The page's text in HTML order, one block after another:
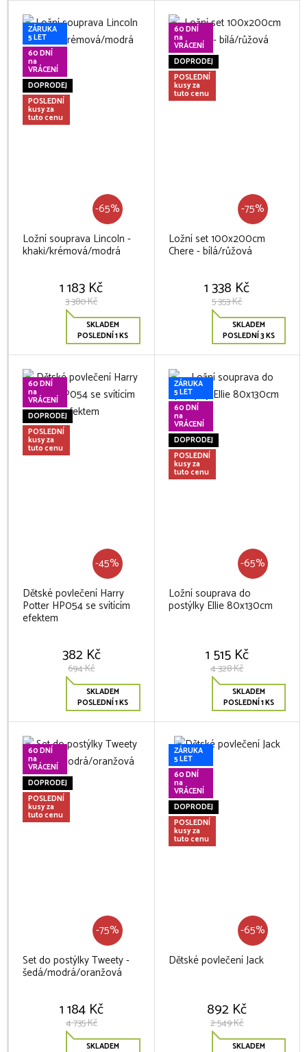
ZÁRUKA
5 LET
60 DNÍ
na
VRÁCENÍ
DOPRODEJ
POSLEDNÍ
kusy za
tuto cenu
-65%
Ložní souprava Lincoln -
khaki/krémová/modrá
1 183 Kč
3 380 Kč
SKLADEM
POSLEDNÍ 1 KS
60 DNÍ
na
VRÁCENÍ
DOPRODEJ
POSLEDNÍ
kusy za
tuto cenu
-75%
Ložní set 100x200cm
Chere - bílá/růžová
1 338 Kč
5 353 Kč
SKLADEM
POSLEDNÍ 3 KS
60 DNÍ
na
VRÁCENÍ
DOPRODEJ
POSLEDNÍ
kusy za
tuto cenu
-45%
Dětské povlečení Harry
Potter HP054 se svítícím
efektem
382 Kč
694 Kč
SKLADEM
POSLEDNÍ 1 KS
ZÁRUKA
5 LET
60 DNÍ
na
VRÁCENÍ
DOPRODEJ
POSLEDNÍ
kusy za
tuto cenu
-65%
Ložní souprava do
postýlky Ellie 80x130cm
1 515 Kč
4 328 Kč
SKLADEM
POSLEDNÍ 1 KS
60 DNÍ
na
VRÁCENÍ
DOPRODEJ
POSLEDNÍ
kusy za
tuto cenu
-75%
Set do postýlky Tweety -
šedá/modrá/oranžová
1 184 Kč
4 735 Kč
SKLADEM
ZÁRUKA
5 LET
60 DNÍ
na
VRÁCENÍ
DOPRODEJ
POSLEDNÍ
kusy za
tuto cenu
-65%
Dětské povlečení Jack
892 Kč
2 549 Kč
SKLADEM